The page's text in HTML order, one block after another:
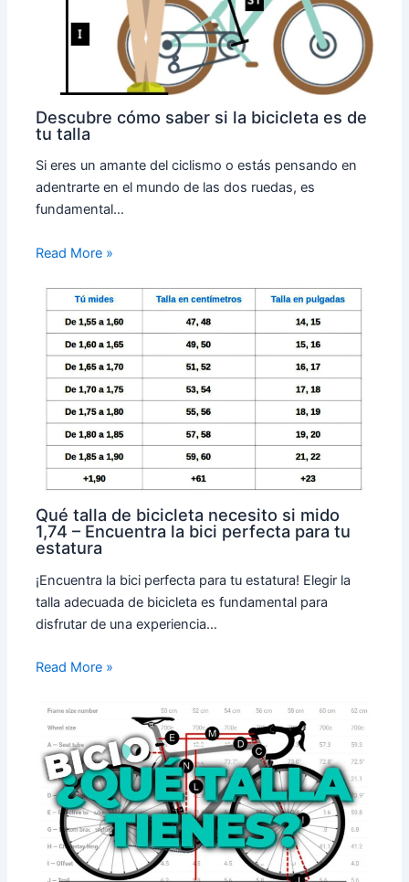
Descubre cómo saber si la bicicleta es de
tu talla
Si eres un amante del ciclismo o estás pensando en
adentrarte en el mundo de las dos ruedas, es
fundamental…
Read More »
Qué talla de bicicleta necesito si mido
1,74 – Encuentra la bici perfecta para tu
estatura
¡Encuentra la bici perfecta para tu estatura! Elegir la
talla adecuada de bicicleta es fundamental para
disfrutar de una experiencia…
Read More »